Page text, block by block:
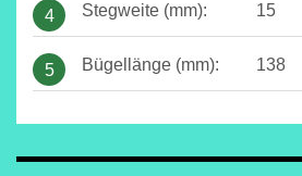
4 Stegweite (mm): 15
5 Bügellänge (mm): 138